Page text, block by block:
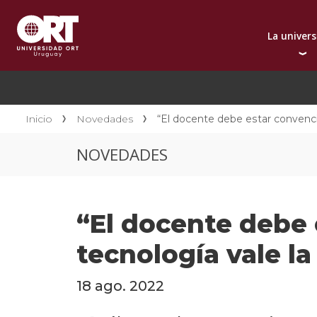
La
Presentación
Reconocimientos
Contacto
Inicio Novedades “El docente debe estar
NOVEDADES
“El docente
tecnología vale la
18 ago. 2022